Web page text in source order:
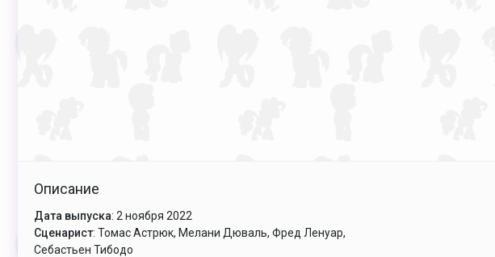
Описание
Дата выпуска: 2 ноября 2022
Сценарист: Томас Астрюк, Мелани Дюваль, Фред Ленуар,
Себастьен Тибодо